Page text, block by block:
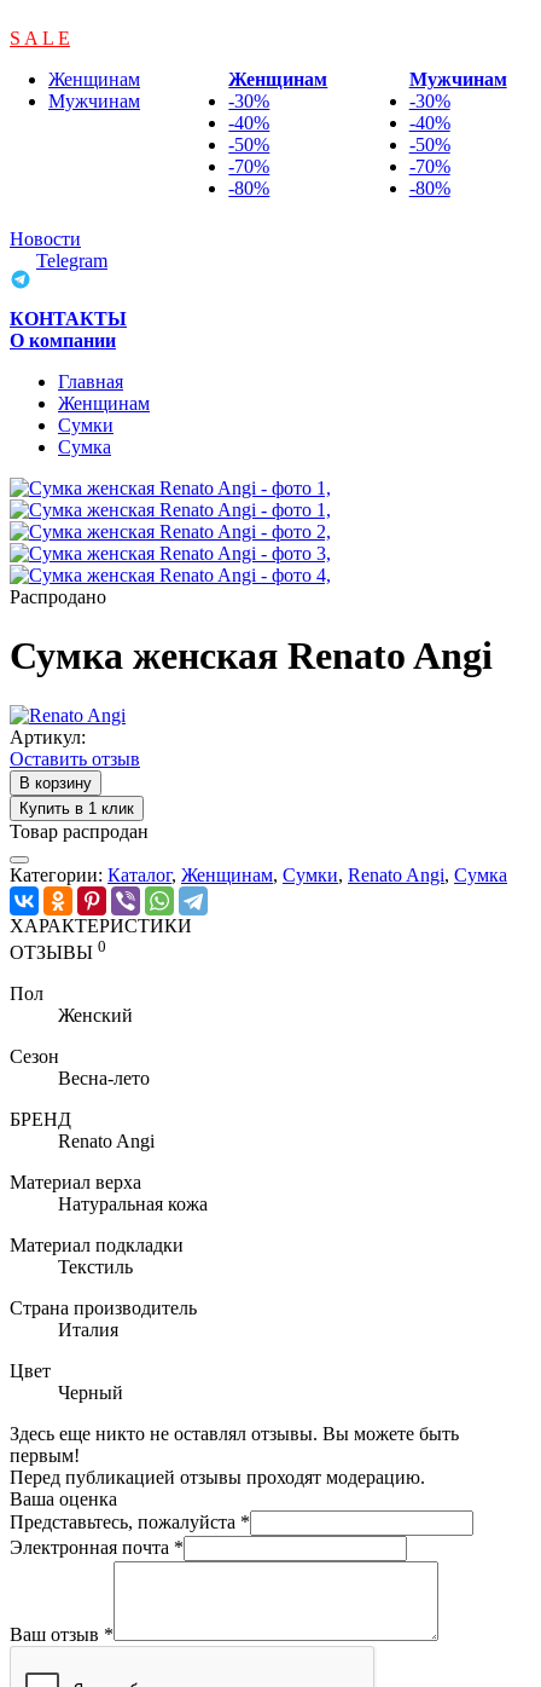
S A L E
Женщинам
Мужчинам
Женщинам
-30%
-40%
-50%
-70%
-80%
Мужчинам
-30%
-40%
-50%
-70%
-80%
Новости
Telegram
КОНТАКТЫ
О компании
Главная
Женщинам
Cумки
Сумка
Распродано
Сумка женская Renato Angi
Артикул:
Оставить отзыв
В корзину
Купить в 1 клик
Товар распродан
Категории: Каталог, Женщинам, Cумки, Renato Angi, Сумка
ХАРАКТЕРИСТИКИ
ОТЗЫВЫ 0
Пол
Женский
Сезон
Весна-лето
БРЕНД
Renato Angi
Материал верха
Натуральная кожа
Материал подкладки
Текстиль
Страна производитель
Италия
Цвет
Черный
Здесь еще никто не оставлял отзывы. Вы можете быть
первым!
Перед публикацией отзывы проходят модерацию.
Ваша оценка
Представьтесь, пожалуйста *
Электронная почта *
Ваш отзыв *